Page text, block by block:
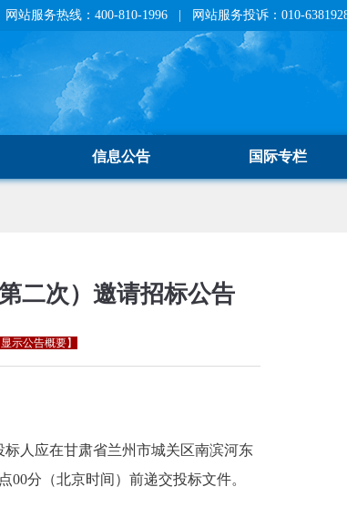
网站服务热线：400-810-1996 | 网站服务投诉：010-
信息公告 国际专栏
二次）邀请招标公告
显示公告概要】
人应在甘肃省兰州市城关区南滨河东
00分（北京时间）前递交投标文件。